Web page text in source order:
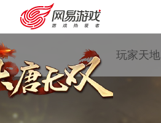
玩家天地